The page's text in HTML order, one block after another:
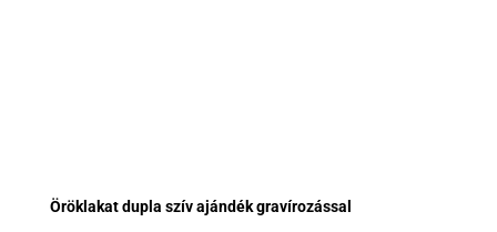
Öröklakat dupla szív ajándék gravírozással